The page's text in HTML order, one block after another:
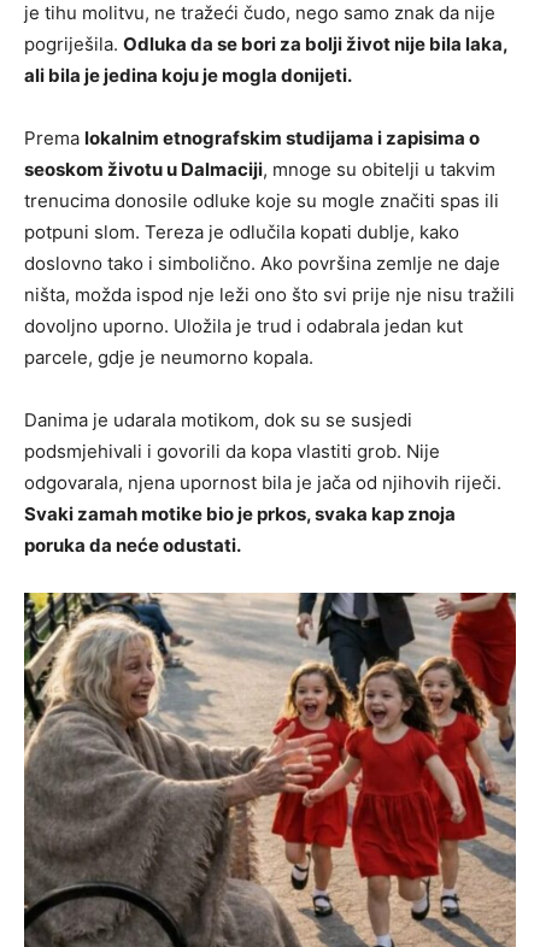
je tihu molitvu, ne tražeći čudo, nego samo znak da nije
pogriješila. Odluka da se bori za bolji život nije bila laka,
ali bila je jedina koju je mogla donijeti.
Prema lokalnim etnografskim studijama i zapisima o
seoskom životu u Dalmaciji, mnoge su obitelji u takvim
trenucima donosile odluke koje su mogle značiti spas ili
potpuni slom. Tereza je odlučila kopati dublje, kako
doslovno tako i simbolično. Ako površina zemlje ne daje
ništa, možda ispod nje leži ono što svi prije nje nisu tražili
dovoljno uporno. Uložila je trud i odabrala jedan kut
parcele, gdje je neumorno kopala.
Danima je udarala motikom, dok su se susjedi
podsmjehivali i govorili da kopa vlastiti grob. Nije
odgovarala, njena upornost bila je jača od njihovih riječi.
Svaki zamah motike bio je prkos, svaka kap znoja
poruka da neće odustati.